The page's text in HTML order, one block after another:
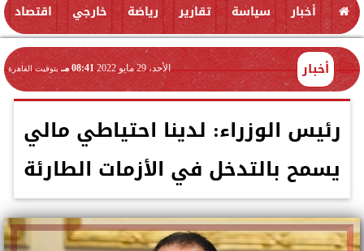
أخبار سياسة تقارير رياضة خارجي اقتصاد
أخبار الأحد، 29 مايو 2022 08:41 مـ بتوقيت القاهرة
رئيس الوزراء: لدينا احتياطي مالي
يسمح بالتدخل في الأزمات الطارئة